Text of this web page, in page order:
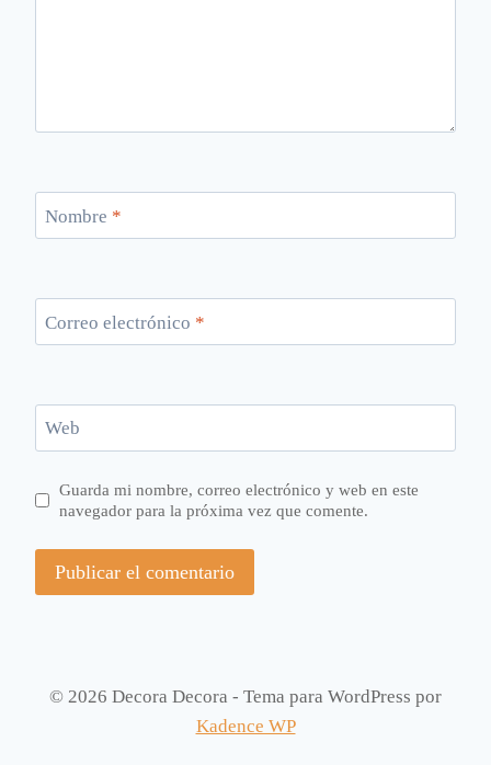
Nombre *
Correo electrónico *
Web
Guarda mi nombre, correo electrónico y web en este
navegador para la próxima vez que comente.
© 2026 Decora Decora - Tema para WordPress por
Kadence WP